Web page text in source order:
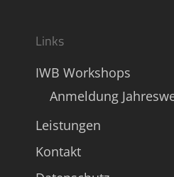
Links
IWB Workshops
Anmeldung
Leistungen
Kontakt